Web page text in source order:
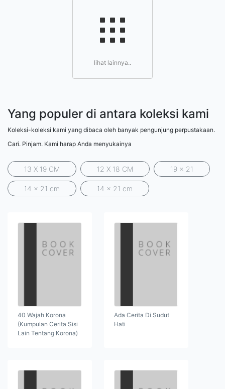
lihat lainnya..
Yang populer di antara koleksi kami
Koleksi-koleksi kami yang dibaca oleh banyak pengunjung perpustakaan.
Cari. Pinjam. Kami harap Anda menyukainya
13 X 19 CM 12 X 18 CM 19 x 21
14 x 21 cm 14 x 21 cm
40 Wajah Korona
(Kumpulan Cerita Sisi
Lain Tentang Korona)
Ada Cerita Di Sudut
Hati